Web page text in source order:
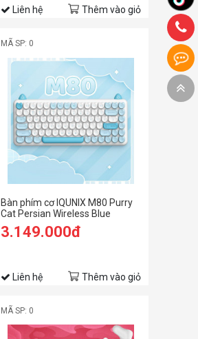
Liên hệ Thêm vào giỏ
MÃ SP: 0
Bàn phím cơ IQUNIX M80 Purry
Cat Persian Wireless Blue
Switch
3.149.000đ
Liên hệ Thêm vào giỏ
MÃ SP: 0